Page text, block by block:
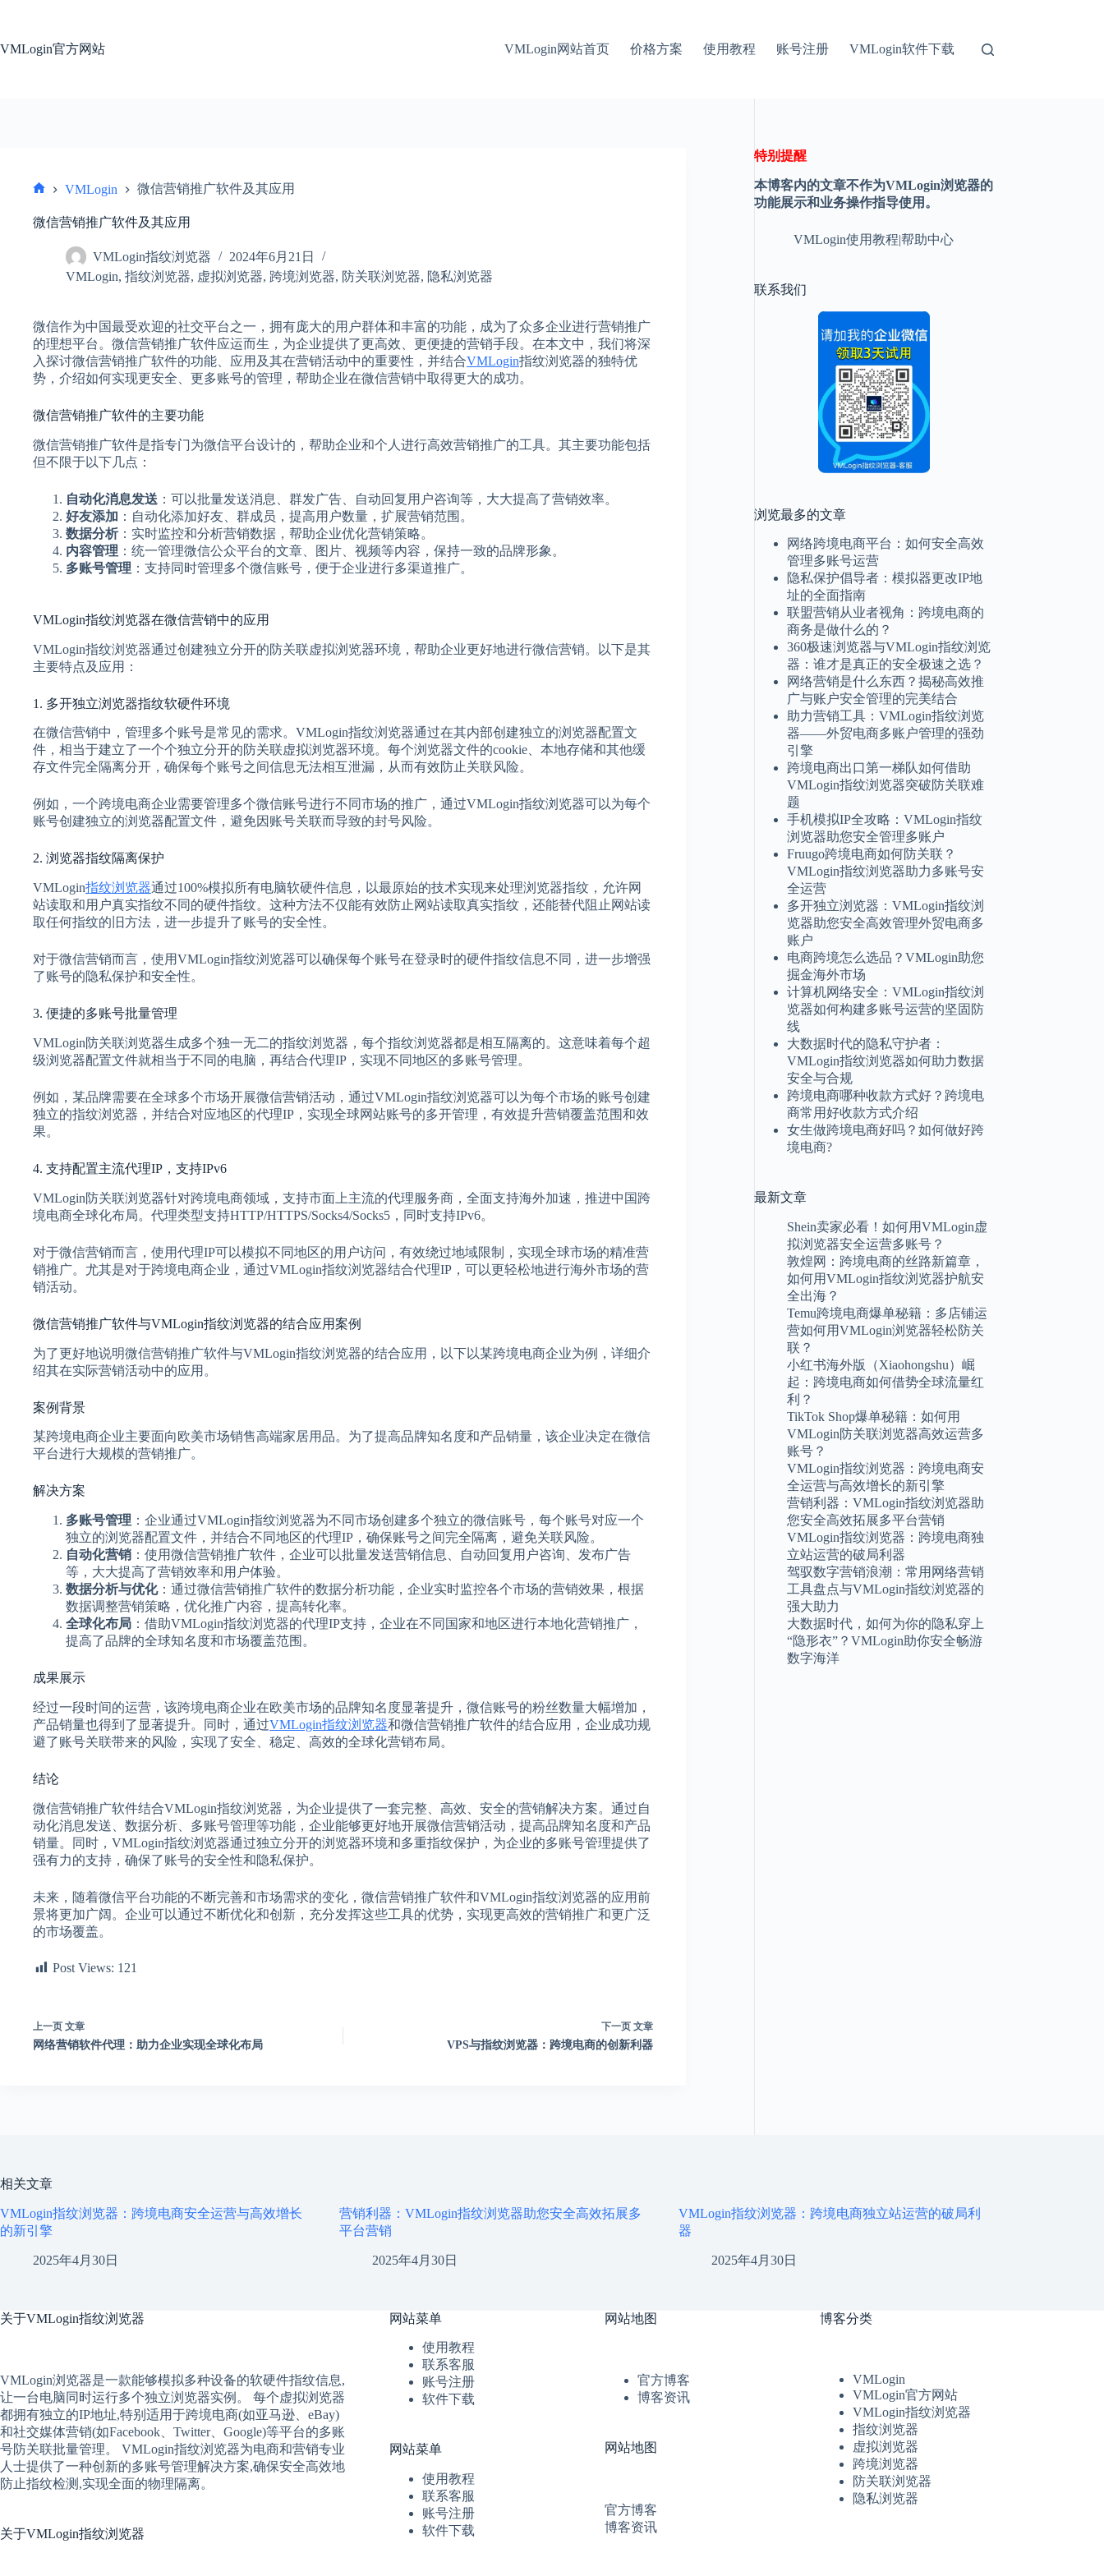
内
VMLogin官方网站 VMLogin网站首页 价格方案 使用教程 账号注册 VMLogin软件下载
页
VMLogin 微信营销推广软件及其应用
微信营销推广软件及其应用
VMLogin指纹浏览器
2024年6月21日
VMLogin, 指纹浏览器, 虚拟浏览器, 跨境浏览器, 防关联浏览器, 隐私浏览器
微信作为中国最受欢迎的社交平台之一，拥有庞大的用户群体和丰富的功能，成为了众多企业进行营销推广
的理想平台。微信营销推广软件应运而生，为企业提供了更高效、更便捷的营销手段。在本文中，我们将深
入探讨微信营销推广软件的功能、应用及其在营销活动中的重要性，并结合VMLogin指纹浏览器的独特优
势，介绍如何实现更安全、更多账号的管理，帮助企业在微信营销中取得更大的成功。
微信营销推广软件的主要功能
微信营销推广软件是指专门为微信平台设计的，帮助企业和个人进行高效营销推广的工具。其主要功能包括
但不限于以下几点：
自动化消息发送 ：可以批量发送消息、群发广告、自动回复用户咨询等，大大提高了营销效率。
好友添加 ：自动化添加好友、群成员，提高用户数量，扩展营销范围。
数据分析：实时监控和分析营销数据，帮助企业优化营销策略。
内容管理 ：统一管理微信公众平台的文章、图片、视频等内容，保持一致的品牌形象。
多账号管理 ：支持同时管理多个微信账号，便于企业进行多渠道推广。
VMLogin指纹浏览器在微信营销中的应用
VMLogin指纹浏览器通过创建独立分开的防关联虚拟浏览器环境，帮助企业更好地进行微信营销。以下是其
主要特点及应用：
1. 多开独立浏览器指纹软硬件环境
在微信营销中，管理多个账号是常见的需求。VMLogin指纹浏览器通过在其内部创建独立的浏览器配置文
件，相当于建立了一个个独立分开的防关联虚拟浏览器环境。每个浏览器文件的cookie、本地存储和其他缓
存文件完全隔离分开，确保每个账号之间信息无法相互泄漏，从而有效防止关联风险。
例如，一个跨境电商企业需要管理多个微信账号进行不同市场的推广，通过VMLogin指纹浏览器可以为每个
账号创建独立的浏览器配置文件，避免因账号关联而导致的封号风险。
2. 浏览器指纹隔离保护
VMLogin指纹浏览器通过100%模拟所有电脑软硬件信息，以最原始的技术实现来处理浏览器指纹，允许网
站读取和用户真实指纹不同的硬件指纹。这种方法不仅能有效防止网站读取真实指纹，还能替代阻止网站读
取任何指纹的旧方法，进一步提升了账号的安全性。
对于微信营销而言，使用VMLogin指纹浏览器可以确保每个账号在登录时的硬件指纹信息不同，进一步增强
了账号的隐私保护和安全性。
3. 便捷的多账号批量管理
VMLogin防关联浏览器生成多个独一无二的指纹浏览器，每个指纹浏览器都是相互隔离的。这意味着每个超
级浏览器配置文件就相当于不同的电脑，再结合代理IP，实现不同地区的多账号管理。
例如，某品牌需要在全球多个市场开展微信营销活动，通过VMLogin指纹浏览器可以为每个市场的账号创建
独立的指纹浏览器，并结合对应地区的代理IP，实现全球网站账号的多开管理，有效提升营销覆盖范围和效
果。
4. 支持配置主流代理IP，支持IPv6
VMLogin防关联浏览器针对跨境电商领域，支持市面上主流的代理服务商，全面支持海外加速，推进中国跨
境电商全球化布局。代理类型支持HTTP/HTTPS/Socks4/Socks5，同时支持IPv6。
对于微信营销而言，使用代理IP可以模拟不同地区的用户访问，有效绕过地域限制，实现全球市场的精准营
销推广。尤其是对于跨境电商企业，通过VMLogin指纹浏览器结合代理IP，可以更轻松地进行海外市场的营
销活动。
微信营销推广软件与VMLogin指纹浏览器的结合应用案例
为了更好地说明微信营销推广软件与VMLogin指纹浏览器的结合应用，以下以某跨境电商企业为例，详细介
绍其在实际营销活动中的应用。
案例背景
某跨境电商企业主要面向欧美市场销售高端家居用品。为了提高品牌知名度和产品销量，该企业决定在微信
平台进行大规模的营销推广。
解决方案
多账号管理 ：企业通过VMLogin指纹浏览器为不同市场创建多个独立的微信账号，每个账号对应一个
独立的浏览器配置文件，并结合不同地区的代理IP，确保账号之间完全隔离，避免关联风险。
自动化营销 ：使用微信营销推广软件，企业可以批量发送营销信息、自动回复用户咨询、发布广告
等，大大提高了营销效率和用户体验。
数据分析与优化：通过微信营销推广软件的数据分析功能，企业实时监控各个市场的营销效果，根据
数据调整营销策略，优化推广内容，提高转化率。
全球化布局 ：借助VMLogin指纹浏览器的代理IP支持，企业在不同国家和地区进行本地化营销推广，
提高了品牌的全球知名度和市场覆盖范围。
成果展示
经过一段时间的运营，该跨境电商企业在欧美市场的品牌知名度显著提升，微信账号的粉丝数量大幅增加，
产品销量也得到了显著提升。同时，通过VMLogin指纹浏览器和微信营销推广软件的结合应用，企业成功规
避了账号关联带来的风险，实现了安全、稳定、高效的全球化营销布局。
结论
微信营销推广软件结合VMLogin指纹浏览器，为企业提供了一套完整、高效、安全的营销解决方案。通过自
动化消息发送、数据分析、多账号管理等功能，企业能够更好地开展微信营销活动，提高品牌知名度和产品
销量。同时，VMLogin指纹浏览器通过独立分开的浏览器环境和多重指纹保护，为企业的多账号管理提供了
强有力的支持，确保了账号的安全性和隐私保护。
未来，随着微信平台功能的不断完善和市场需求的变化，微信营销推广软件和VMLogin指纹浏览器的应用前
景将更加广阔。企业可以通过不断优化和创新，充分发挥这些工具的优势，实现更高效的营销推广和更广泛
的市场覆盖。
Post Views: 121
上一页 文章
网络营销软件代理：助力企业实现全球化布局
下一页 文章
VPS与指纹浏览器：跨境电商的创新利器
特别提醒
本博客内的文章不作为VMLogin浏览器的
功能展示和业务操作指导使用。
VMLogin使用教程|帮助中心
联系我们
浏览最多的文章
网络跨境电商平台：如何安全高效
管理多账号运营
隐私保护倡导者：模拟器更改IP地
址的全面指南
联盟营销从业者视角：跨境电商的
商务是做什么的？
360极速浏览器与VMLogin指纹浏览
器：谁才是真正的安全极速之选？
网络营销是什么东西？揭秘高效推
广与账户安全管理的完美结合
助力营销工具：VMLogin指纹浏览
器——外贸电商多账户管理的强劲
引擎
跨境电商出口第一梯队如何借助
VMLogin指纹浏览器突破防关联难
题
手机模拟IP全攻略：VMLogin指纹
浏览器助您安全管理多账户
Fruugo跨境电商如何防关联？
VMLogin指纹浏览器助力多账号安
全运营
多开独立浏览器：VMLogin指纹浏
览器助您安全高效管理外贸电商多
账户
电商跨境怎么选品？VMLogin助您
掘金海外市场
计算机网络安全：VMLogin指纹浏
览器如何构建多账号运营的坚固防
线
大数据时代的隐私守护者：
VMLogin指纹浏览器如何助力数据
安全与合规
跨境电商哪种收款方式好？跨境电
商常用好收款方式介绍
女生做跨境电商好吗？如何做好跨
境电商?
最新文章
Shein卖家必看！如何用VMLogin虚
拟浏览器安全运营多账号？
敦煌网：跨境电商的丝路新篇章，
如何用VMLogin指纹浏览器护航安
全出海？
Temu跨境电商爆单秘籍：多店铺运
营如何用VMLogin浏览器轻松防关
联？
小红书海外版（Xiaohongshu）崛
起：跨境电商如何借势全球流量红
利？
TikTok Shop爆单秘籍：如何用
VMLogin防关联浏览器高效运营多
账号？
VMLogin指纹浏览器：跨境电商安
全运营与高效增长的新引擎
营销利器：VMLogin指纹浏览器助
您安全高效拓展多平台营销
VMLogin指纹浏览器：跨境电商独
立站运营的破局利器
驾驭数字营销浪潮：常用网络营销
工具盘点与VMLogin指纹浏览器的
强大助力
大数据时代，如何为你的隐私穿上
“隐形衣”？VMLogin助你安全畅游
数字海洋
相关文章
VMLogin指纹浏览器：跨境电商安全运营与高效增长
的新引擎
2025年4月30日
营销利器：VMLogin指纹浏览器助您安全高效拓展多
平台营销
2025年4月30日
VMLogin指纹浏览器：跨境电商独立站运营的破局利
器
2025年4月30日
关于VMLogin指纹浏览器
VMLogin浏览器是一款能够模拟多种设备的软硬件指纹信息,
让一台电脑同时运行多个独立浏览器实例。 每个虚拟浏览器
都拥有独立的IP地址,特别适用于跨境电商(如亚马逊、eBay)
和社交媒体营销(如Facebook、Twitter、Google)等平台的多账
号防关联批量管理。 VMLogin指纹浏览器为电商和营销专业
人士提供了一种创新的多账号管理解决方案,确保安全高效地
防止指纹检测,实现全面的物理隔离。
关于VMLogin指纹浏览器
网站菜单
使用教程
联系客服
账号注册
软件下载
网站菜单
使用教程
联系客服
账号注册
软件下载
网站地图
官方博客
博客资讯
网站地图
官方博客
博客资讯
博客分类
VMLogin
VMLogin官方网站
VMLogin指纹浏览器
指纹浏览器
虚拟浏览器
跨境浏览器
防关联浏览器
隐私浏览器